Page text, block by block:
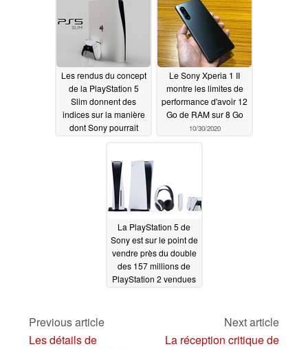
Les rendus du concept
de la PlayStation 5
Slim donnent des
indices sur la manière
dont Sony pourrait
surdimensionnée
10/31/2020
Le Sony Xperia 1 II
montre les limites de
performance d'avoir 12
Go de RAM sur 8 Go
10/30/2020
La PlayStation 5 de
Sony est sur le point de
vendre près du double
des 157 millions de
PlayStation 2 vendues
Previous article
Les détails de
Next article
La réception critique de